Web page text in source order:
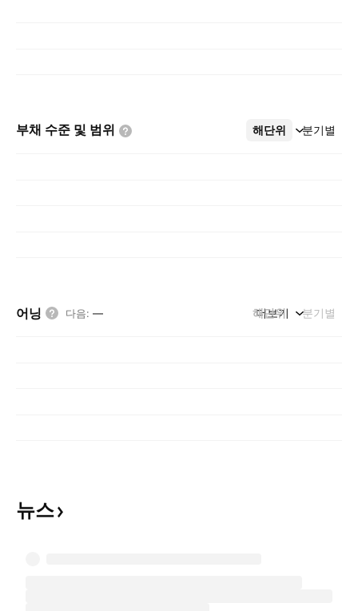
부채 수준 및 범위 해단위 분기별
더보기
어닝 다음: — 해단위 분기별
더보기
뉴스